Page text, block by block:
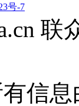
号-7
信